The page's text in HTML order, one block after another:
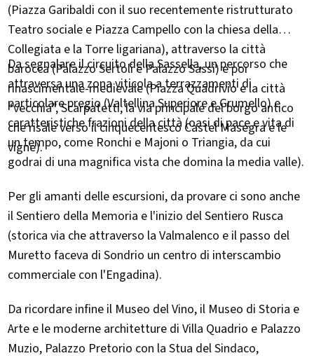
(Piazza Garibaldi con il suo recentemente ristrutturato
Teatro sociale e Piazza Campello con la chiesa della
Collegiata e la Torre ligariana), attraverso la città
barocca (Palazzo Sertoli e Palazzo Sassi) e poi
rinascimentale-medievale (Piazza Quadrivio e la città
“vecchia”, Scarpatetti, la via principale del borgo antico
che risale verso il cinquecentesco Castel Masegra e le
vigne).
Da segnalare il circuito della Sassella, un percorso che
attraversa una zona viticola a terrazzamenti di
particolare pregio (Valtellina Superiore e Grumello) e
caratteristiche frazioni della città (oasi di pace e vita di
un tempo, come Ronchi e Majoni o Triangia, da cui
godrai di una magnifica vista che domina la media valle).
Per gli amanti delle escursioni, da provare ci sono anche
il Sentiero della Memoria e l'inizio del Sentiero Rusca
(storica via che attraverso la Valmalenco e il passo del
Muretto faceva di Sondrio un centro di interscambio
commerciale con l'Engadina).
Da ricordare infine il Museo del Vino, il Museo di Storia e
Arte e le moderne architetture di Villa Quadrio e Palazzo
Muzio, Palazzo Pretorio con la Stua del Sindaco,